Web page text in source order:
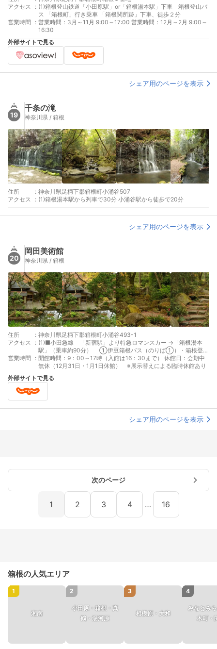
アクセス
: (1)箱根登山鉄道「小田原駅」or「箱根湯本駅」下車 箱根登山バ
ス 「箱根町」行き乗車 「箱根関所跡」下車、徒歩２分
営業時間
: 営業時間：3月～11月 9:00～17:00 営業時間：12月～2月 9:00～
16:30
外部サイトで見る
シェア用のページを表示
19
千条の滝
神奈川県 / 箱根
住所 : 神奈川県足柄下郡箱根町小涌谷507
アクセス
: (1)箱根湯本駅から列車で30分 小涌谷駅から徒歩で20分
シェア用のページを表示
20
岡田美術館
神奈川県 / 箱根
住所 : 神奈川県足柄下郡箱根町小涌谷493-1
アクセス
: (1)■小田急線 「新宿駅」より特急ロマンスカー →「箱根湯本
駅」（乗車約90分） ①伊豆箱根バス（のりば①）・箱根登山
バス（のりば②）「小涌園」（乗車約20分）/ ②箱根登山鉄道
「小涌谷駅」（乗車約35分）→ 伊豆箱根バス・箱根登山バス「小
涌園」（乗車約2分） (2)■JR線 「東京駅」より東海道新幹線
（こだま）→ 「小田原駅」（乗車約35分） 伊豆箱根バス（のり
ば⑤）・箱根登山バス（のりば③）「小涌園」（乗車約40分）
営業時間 : 開館時間：9：00～17時（入館は16：30まで） 休館日：会期中
無休（12月31日・1月1日休館） ※展示替えによる臨時休館あり
外部サイトで見る
シェア用のページを表示
次のページ
1 2 3 4 … 16
箱根の人気エリア
1
湘南
2
小田原・箱根・真
鶴・湯河原
3
相模原・大和
4
みなとみ
木町・